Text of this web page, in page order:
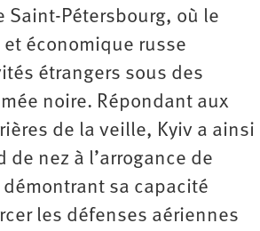
Saint-Pétersbourg, où le
économique russe
étrangers sous des
noire. Répondant aux
de la veille, Kyiv a ainsi
de nez à l’arrogance de
sa capacité
les défenses aériennes